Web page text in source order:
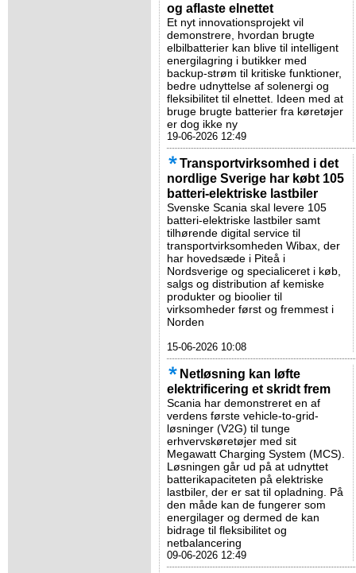
og aflaste elnettet
Et nyt innovationsprojekt vil
demonstrere, hvordan brugte
elbilbatterier kan blive til intelligent
energilagring i butikker med
backup-strøm til kritiske funktioner,
bedre udnyttelse af solenergi og
fleksibilitet til elnettet. Ideen med at
bruge brugte batterier fra køretøjer
er dog ikke ny
19-06-2026 12:49
Transportvirksomhed i det
nordlige Sverige har købt 105
batteri-elektriske lastbiler
Svenske Scania skal levere 105
batteri-elektriske lastbiler samt
tilhørende digital service til
transportvirksomheden Wibax, der
har hovedsæde i Piteå i
Nordsverige og specialiceret i køb,
salgs og distribution af kemiske
produkter og bioolier til
virksomheder først og fremmest i
Norden
15-06-2026 10:08
Netløsning kan løfte
elektrificering et skridt frem
Scania har demonstreret en af
verdens første vehicle-to-grid-
løsninger (V2G) til tunge
erhvervskøretøjer med sit
Megawatt Charging System (MCS).
Løsningen går ud på at udnyttet
batterikapaciteten på elektriske
lastbiler, der er sat til opladning. På
den måde kan de fungerer som
energilager og dermed de kan
bidrage til fleksibilitet og
netbalancering
09-06-2026 12:49